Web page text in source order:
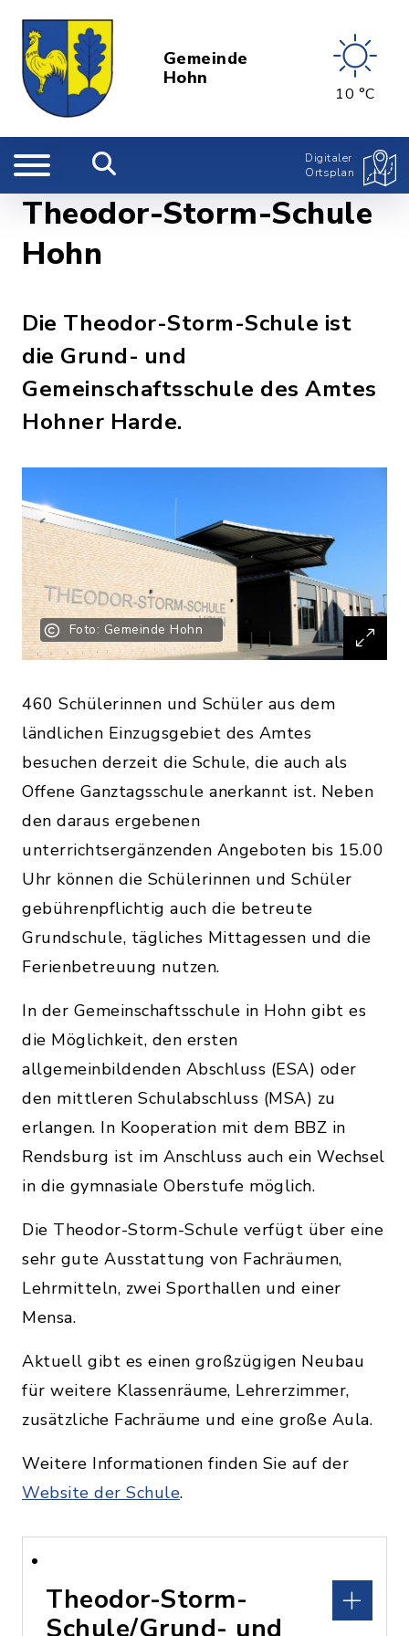
Gemeinde
Hohn
10 °C
Digitaler
Ortsplan
Theodor-Storm-Schule
Hohn
Die Theodor-Storm-Schule ist
die Grund- und
Gemeinschaftsschule des Amtes
Hohner Harde.
Foto: Gemeinde Hohn
460 Schülerinnen und Schüler aus dem
ländlichen Einzugsgebiet des Amtes
besuchen derzeit die Schule, die auch als
Offene Ganztagsschule anerkannt ist. Neben
den daraus ergebenen
unterrichtsergänzenden Angeboten bis 15.00
Uhr können die Schülerinnen und Schüler
gebührenpflichtig auch die betreute
Grundschule, tägliches Mittagessen und die
Ferienbetreuung nutzen.
In der Gemeinschaftsschule in Hohn gibt es
die Möglichkeit, den ersten
allgemeinbildenden Abschluss (ESA) oder
den mittleren Schulabschluss (MSA) zu
erlangen. In Kooperation mit dem BBZ in
Rendsburg ist im Anschluss auch ein Wechsel
in die gymnasiale Oberstufe möglich.
Die Theodor-Storm-Schule verfügt über eine
sehr gute Ausstattung von Fachräumen,
Lehrmitteln, zwei Sporthallen und einer
Mensa.
Aktuell gibt es einen großzügigen Neubau
für weitere Klassenräume, Lehrerzimmer,
zusätzliche Fachräume und eine große Aula.
Weitere Informationen finden Sie auf der
Website der Schule.
Theodor-Storm-
Schule/Grund- und